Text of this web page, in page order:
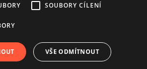
SOUBORY CÍLENÍ
VŠE ODMÍTNOUT